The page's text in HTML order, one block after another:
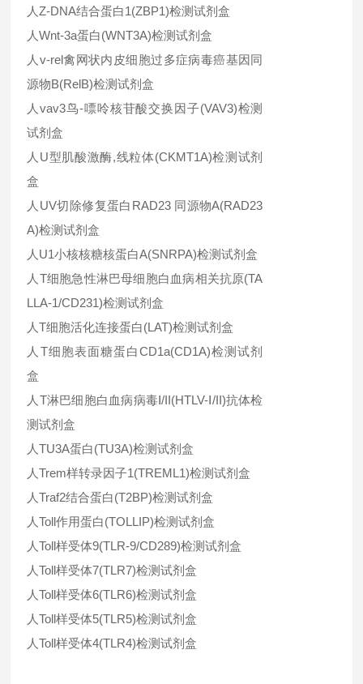
人Z-DNA结合蛋白1(ZBP1)检测试剂盒
人Wnt-3a蛋白(WNT3A)检测试剂盒
人v-rel禽网状内皮细胞过多症病毒癌基因同
源物B(RelB)检测试剂盒
人vav3鸟-嘌呤核苷酸交换因子(VAV3)检测
试剂盒
人U型肌酸激酶,线粒体(CKMT1A)检测试剂
盒
人UV切除修复蛋白RAD23 同源物A(RAD23
A)检测试剂盒
人U1小核核糖核蛋白A(SNRPA)检测试剂盒
人T细胞急性淋巴母细胞白血病相关抗原(TA
LLA-1/CD231)检测试剂盒
人T细胞活化连接蛋白(LAT)检测试剂盒
人T细胞表面糖蛋白CD1a(CD1A)检测试剂
盒
人T淋巴细胞白血病病毒Ⅰ/II(HTLV-Ⅰ/II)抗体检
测试剂盒
人TU3A蛋白(TU3A)检测试剂盒
人Trem样转录因子1(TREML1)检测试剂盒
人Traf2结合蛋白(T2BP)检测试剂盒
人Toll作用蛋白(TOLLIP)检测试剂盒
人Toll样受体9(TLR-9/CD289)检测试剂盒
人Toll样受体7(TLR7)检测试剂盒
人Toll样受体6(TLR6)检测试剂盒
人Toll样受体5(TLR5)检测试剂盒
人Toll样受体4(TLR4)检测试剂盒